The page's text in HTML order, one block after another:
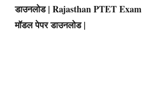
डाउनलोड | RajasthanPTETExam
मॉडल पेपर डाउनलोड |